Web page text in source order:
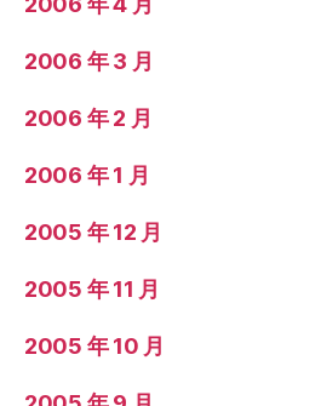
2006 年 3 月
2006 年 2 月
2006 年 1 月
2005 年 12 月
2005 年 11 月
2005 年 10 月